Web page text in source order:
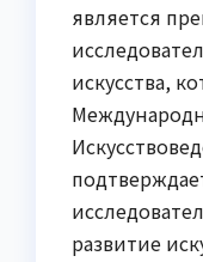
является
искусства,
развитие